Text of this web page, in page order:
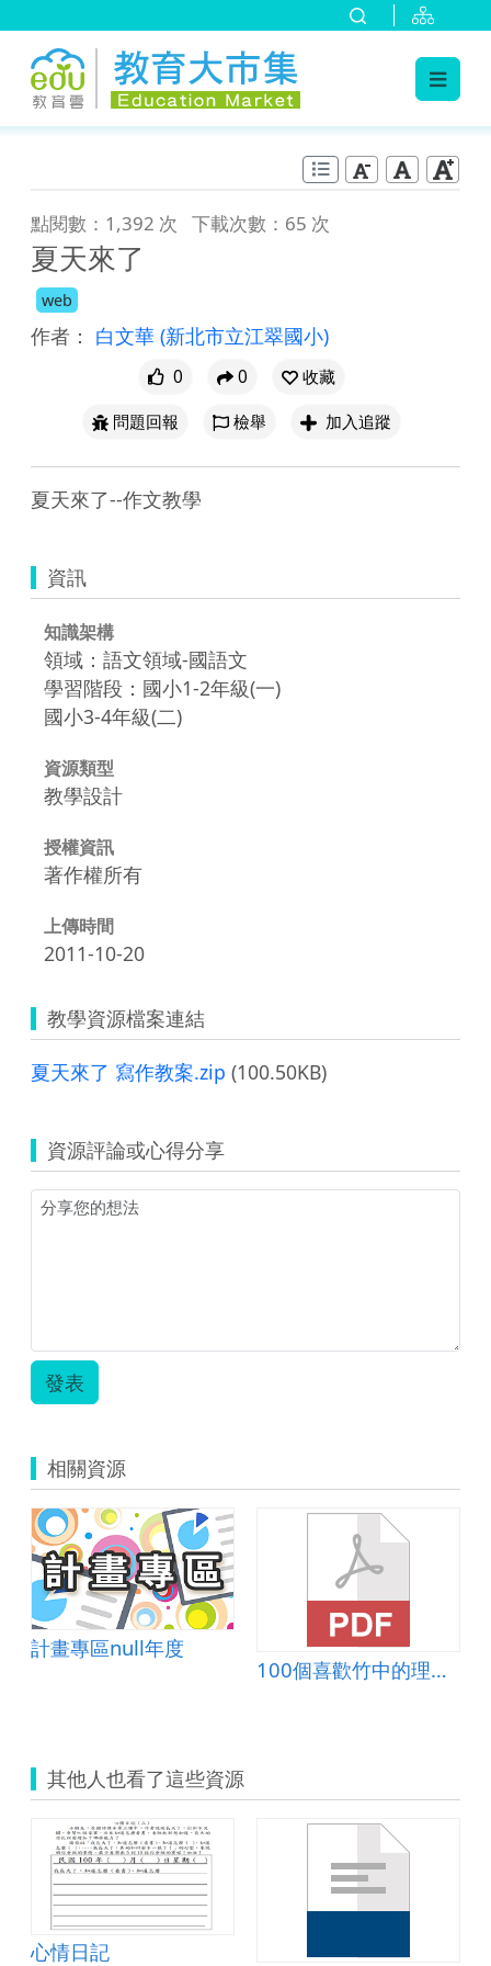
點閱數：1,392 次 下載次數：65 次
夏天來了
web
作者： 白文華 (新北市立江翠國小)
0 0
收藏
問題回報
檢舉 加入追蹤
夏天來了--作文教學
資訊
知識架構
領域：語文領域-國語文
學習階段：國小1-2年級(一)
國小3-4年級(二)
資源類型
教學設計
授權資訊
著作權所有
上傳時間
2011-10-20
教學資源檔案連結
夏天來了 寫作教案.zip (100.50KB)
資源評論或心得分享
發表
相關資源
計畫專區null年度
100個喜歡竹中的理由(攝影篇)
其他人也看了這些資源
心情日記